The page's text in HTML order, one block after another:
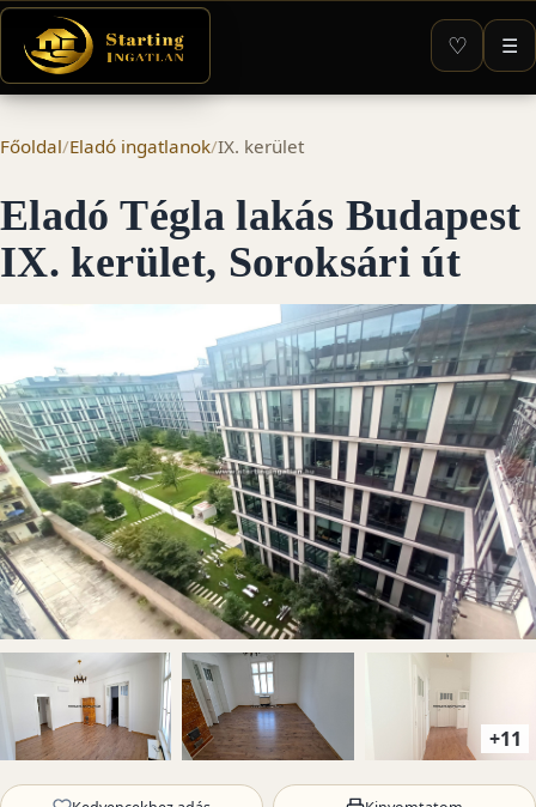
♡ ☰
Főoldal/Eladó ingatlanok/IX. kerület
Eladó Tégla lakás Budapest
IX. kerület, Soroksári út
+11